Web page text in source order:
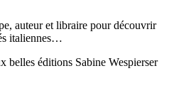
auteur et libraire pour découvrir
italiennes…
belles éditions Sabine Wespierser